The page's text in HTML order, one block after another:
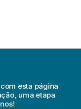
esta página
uma etapa